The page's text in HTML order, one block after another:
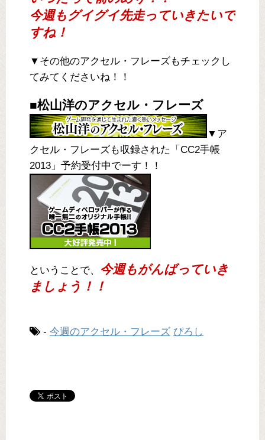
今週もグイグイ先走っていきたいで
すね！
▼その他のアクセル・フレーズもチェックし
てみてくださいね！！
■松山洋のアクセル・フレーズ
▼ア
クセル・フレーズも収録された「CC2手帳
2013」予約受付中でーす！！
ということで、
今週もがんばっていき
ましょう！！
- 今週のアクセル・フレーズ ぴろし